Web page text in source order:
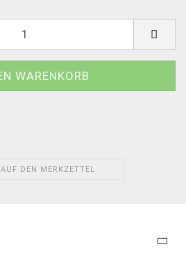
AUF DEN MERKZETTEL